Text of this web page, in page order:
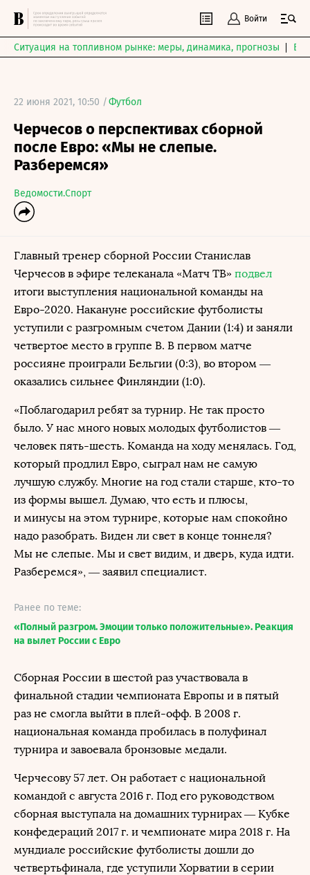
Войти
Ситуация на топливном рынке: меры, динамика, прогнозы
22 июня 2021, 10:50 /Футбол
Черчесов о перспективах сборной
после Евро: «Мы не слепые.
Разберемся»
Ведомости.Спорт
Главный тренер сборной России Станислав
Черчесов в эфире телеканала «Матч ТВ» подвел
итоги выступления национальной команды на
Евро-2020. Накануне российские футболисты
уступили с разгромным счетом Дании (1:4) и заняли
четвертое место в группе B. В первом матче
россияне проиграли Бельгии (0:3), во втором —
оказались сильнее Финляндии (1:0).
«Поблагодарил ребят за турнир. Не так просто
было. У нас много новых молодых футболистов —
человек пять-шесть. Команда на ходу менялась. Год,
который продлил Евро, сыграл нам не самую
лучшую службу. Многие на год стали старше, кто-то
из формы вышел. Думаю, что есть и плюсы,
и минусы на этом турнире, которые нам спокойно
надо разобрать. Виден ли свет в конце тоннеля?
Мы не слепые. Мы и свет видим, и дверь, куда идти.
Разберемся», — заявил специалист.
Ранее по теме:
«Полный разгром. Эмоции только положительные». Реакция
на вылет России с Евро
Сборная России в шестой раз участвовала в
финальной стадии чемпионата Европы и в пятый
раз не смогла выйти в плей-офф. В 2008 г.
национальная команда пробилась в полуфинал
турнира и завоевала бронзовые медали.
Черчесову 57 лет. Он работает с национальной
командой с августа 2016 г. Под его руководством
сборная выступала на домашних турнирах — Кубке
конфедераций 2017 г. и чемпионате мира 2018 г. На
мундиале российские футболисты дошли до
четвертьфинала, где уступили Хорватии в серии